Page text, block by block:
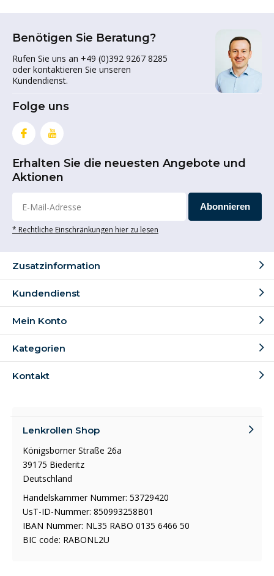
Benötigen Sie Beratung?
Rufen Sie uns an +49 (0)392 9267 8285
oder kontaktieren Sie unseren
Kundendienst.
Folge uns
Erhalten Sie die neuesten Angebote und
Aktionen
Abonnieren
* Rechtliche Einschränkungen hier zu lesen
Zusatzinformation
Kundendienst
Mein Konto
Kategorien
Kontakt
Lenkrollen Shop
Königsborner Straße 26a
39175 Biederitz
Deutschland
Handelskammer Nummer: 53729420
UsT-ID-Nummer: 850993258B01
IBAN Nummer: NL35 RABO 0135 6466 50
BIC code: RABONL2U